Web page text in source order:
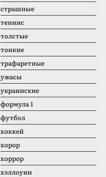
страшные
теннис
толстые
тонкие
трафаретные
ужасы
украинские
формула 1
футбол
хоккей
хорор
хоррор
хэллоуин